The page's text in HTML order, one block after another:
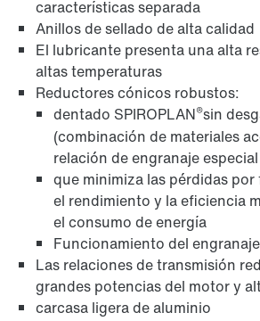
adaptador
características separada
Anillos de sellado de alta calidad
El lubricante presenta una alta
altas temperaturas
Reductores cónicos robustos:
dentado SPIROPLAN®sin
(combinación de materiales
relación de engranaje especial
que minimiza las pérdidas
el rendimiento y la eficiencia
el consumo de energía
Funcionamiento del
Las relaciones de transmisión
grandes potencias del motor y
carcasa ligera de aluminio